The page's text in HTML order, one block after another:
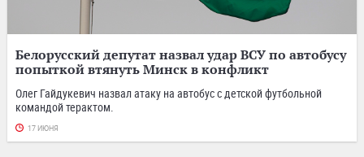
Белорусский депутат назвал удар ВСУ по автобусу
попыткой втянуть Минск в конфликт
Олег Гайдукевич назвал атаку на автобус с детской футбольной
командой терактом.
17 ИЮНЯ